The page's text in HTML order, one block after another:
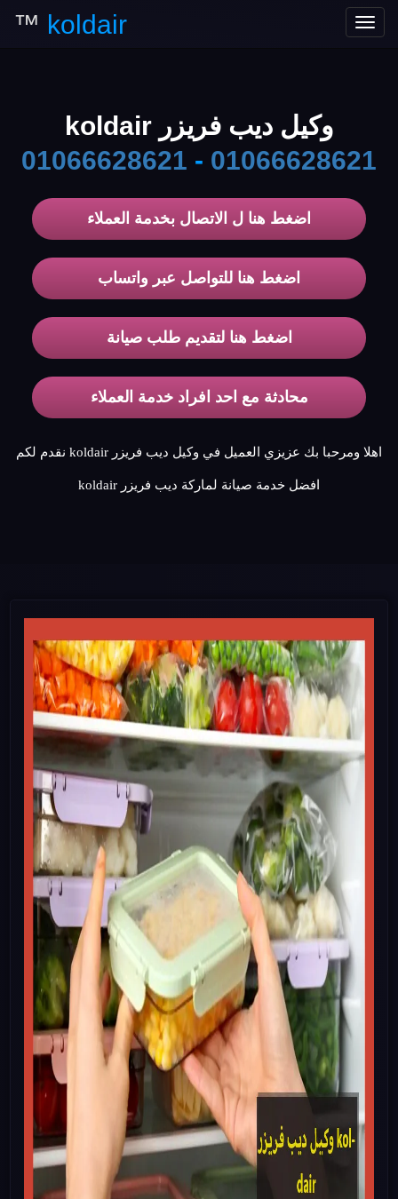
Toggle
koldair
™
وكيل ديب فريزر koldair
01066628621 - 01066628621
اضغط هنا ل الاتصال بخدمة العملاء
اضغط هنا للتواصل عبر واتساب
اضغط هنا لتقديم طلب صيانة
محادثة مع احد افراد خدمة العملاء
اهلا ومرحبا بك عزيزي العميل في وكيل ديب فريزر koldair نقدم لكم
افضل خدمة صيانة لماركة ديب فريزر koldair